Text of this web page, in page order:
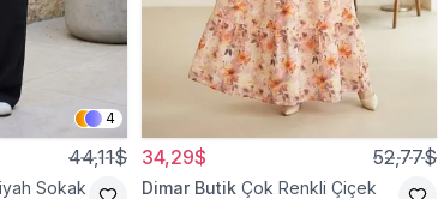
4
44,11$
Sokak
34,29$ 52,77$
Dimar Butik Çok Renkli Çiçek